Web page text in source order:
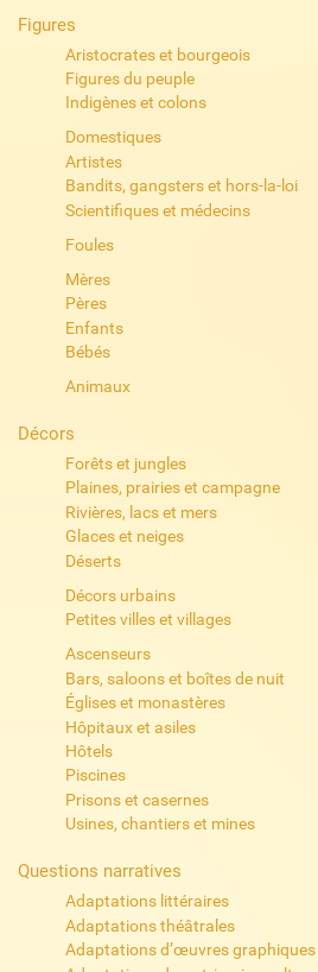
Figures
Aristocrates et bourgeois
Figures du peuple
Indigènes et colons
Domestiques
Artistes
Bandits, gangsters et hors-la-loi
Scientifiques et médecins
Foules
Mères
Pères
Enfants
Bébés
Animaux
Décors
Forêts et jungles
Plaines, prairies et campagne
Rivières, lacs et mers
Glaces et neiges
Déserts
Décors urbains
Petites villes et villages
Ascenseurs
Bars, saloons et boîtes de nuit
Églises et monastères
Hôpitaux et asiles
Hôtels
Piscines
Prisons et casernes
Usines, chantiers et mines
Questions narratives
Adaptations littéraires
Adaptations théâtrales
Adaptations d’œuvres graphiques